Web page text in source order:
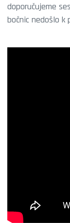
doporučujeme
bočnic nedošlo k